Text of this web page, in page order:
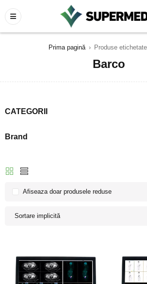
Prima pagină › Produse etichetate
Barco
CATEGORII
Brand
Sortare implicită
Afiseaza doar produsele reduse